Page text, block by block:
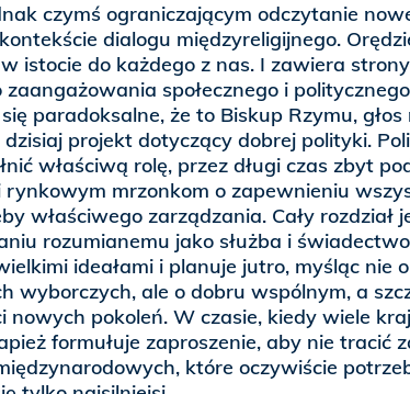
czymś ograniczającym odczytanie
dialogu międzyreligijnego.
istocie do każdego z nas. I zawiera
zaangażowania społecznego i
paradoksalne, że to Biskup Rzymu,
dzisiaj projekt dotyczący dobrej polityki.
właściwą rolę, przez długi czas zbyt
rynkowym mrzonkom o zapewnieniu
właściwego zarządzania. Cały rozdział
rozumianemu jako służba i
ideałami i planuje jutro, myśląc nie
wyborczych, ale o dobru wspólnym, a
nowych pokoleń. W czasie, kiedy wiele
formułuje zaproszenie, aby nie tracić
które oczywiście